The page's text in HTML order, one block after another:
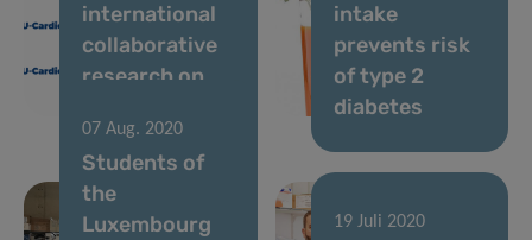
international
collaborative
research on
intake
prevents risk
of type 2
diabetes
07 Aug. 2020
Students of
the
Luxembourg
19 Juli 2020